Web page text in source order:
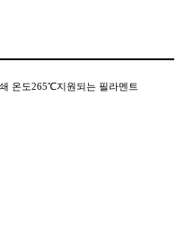
온도265℃지원되는 필라멘트